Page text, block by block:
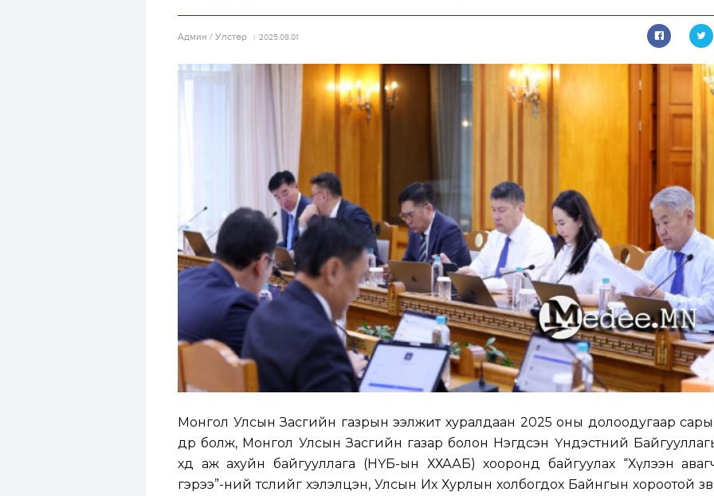
Aдмин / Улстөр 2025.08.01
Монгол Улсын Засгийн газрын ээлжит хуралдаан 2025 оны долоодугаар
өдөр болж, Монгол Улсын Засгийн газар болон Нэгдсэн Үндэстний
хөдөө аж ахуйн байгууллага (НҮБ-ын ХХААБ) хооронд байгуулах “Хүлээн
гэрээ”-ний төслийг хэлэлцэн, Улсын Их Хурлын холбогдох Байнгын хороотой